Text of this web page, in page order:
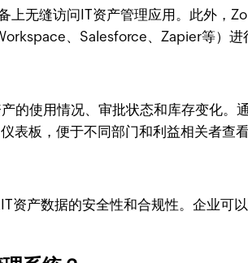
无缝访问IT资产管理应用。此外，
、Salesforce、Zapier等）进
的使用情况、审批状态和库存变化。
板，便于不同部门和利益相关者查看
产数据的安全性和合规性。企业可